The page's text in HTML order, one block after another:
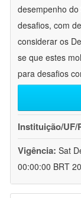
desempenho
desafios, com
considerar os
se que estes
para desafios
Instituição/UF/
Vigência: Sat
00:00:00 BRT